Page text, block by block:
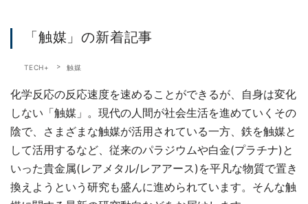
「触媒」の新着記事
TECH+ 触媒
化学反応の反応速度を速めることができるが、自身は変化
しない「触媒」。現代の人間が社会生活を進めていくその
陰で、さまざまな触媒が活用されている一方、鉄を触媒と
して活用するなど、従来のパラジウムや白金(プラチナ)と
いった貴金属(レアメタル/レアアース)を平凡な物質で置き
換えようという研究も盛んに進められています。そんな触